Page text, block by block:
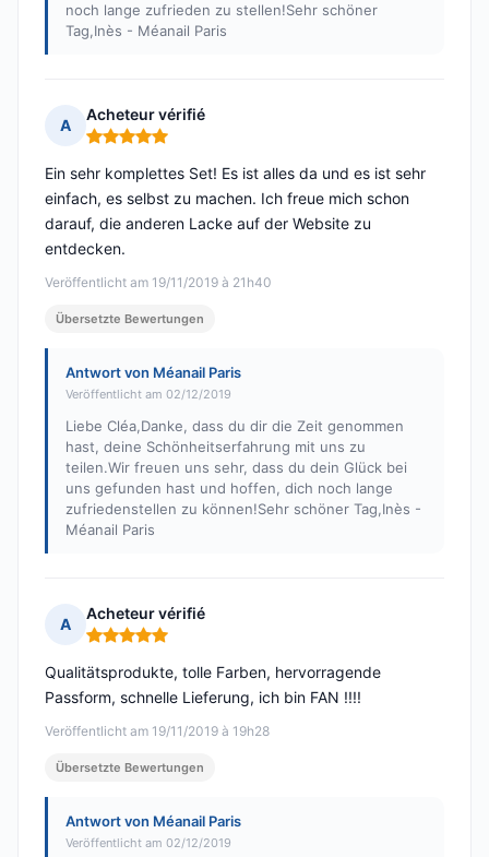
noch lange zufrieden zu stellen!Sehr schöner
Tag,Inès - Méanail Paris
A
Acheteur vérifié
Hinweis: 5 von 5
Veröffentlicht am 19/11/2019 à 21h40
Ein sehr komplettes Set! Es ist alles da und es ist sehr
einfach, es selbst zu machen. Ich freue mich schon
darauf, die anderen Lacke auf der Website zu
entdecken.
Übersetzte Bewertungen
Antwort von Méanail Paris
Veröffentlicht am 02/12/2019
Liebe Cléa,Danke, dass du dir die Zeit genommen
hast, deine Schönheitserfahrung mit uns zu
teilen.Wir freuen uns sehr, dass du dein Glück bei
uns gefunden hast und hoffen, dich noch lange
zufriedenstellen zu können!Sehr schöner Tag,Inès -
Méanail Paris
A
Acheteur vérifié
Hinweis: 5 von 5
Veröffentlicht am 19/11/2019 à 19h28
Qualitätsprodukte, tolle Farben, hervorragende
Passform, schnelle Lieferung, ich bin FAN !!!!
Übersetzte Bewertungen
Antwort von Méanail Paris
Veröffentlicht am 02/12/2019